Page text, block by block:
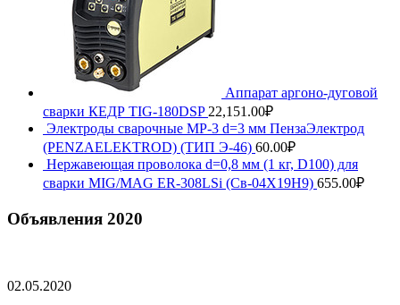
Аппарат аргоно-дуговой
сварки КЕДР TIG-180DSP 22,151.00₽
Электроды сварочные МР-3 d=3 мм ПензаЭлектрод
(PENZAELEKTROD) (ТИП Э-46) 60.00₽
Нержавеющая проволока d=0,8 мм (1 кг, D100) для
сварки MIG/MAG ER-308LSi (Св-04Х19Н9) 655.00₽
Объявления 2020
02.05.2020